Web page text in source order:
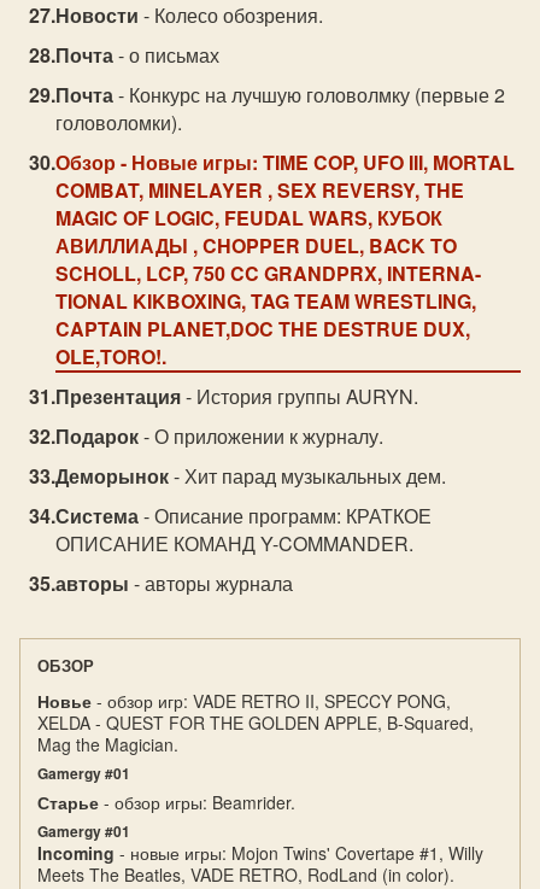
Новости - Колесо обозрения.
Почта- о письмах
Почта- Конкурс на лучшую головолмку (первые 2
головоломки).
Обзор - Новые игры: TIME COP, UFO III, MORTAL
COMBAT, MINELAYER , SEX REVERSY, THE
MAGIC OF LOGIC, FEUDAL WARS, КУБОК
АВИЛЛИАДЫ , CHOPPER DUEL, BACK TO
SCHOLL, LCP, 750 CC GRANDPRX, INTERNA-
TIONAL KIKBOXING, TAG TEAM WRESTLING,
CAPTAIN PLANET,DOC THE DESTRUE DUX,
OLE,TORO!.
Презентация- История группы AURYN.
Подарок- О приложении к журналу.
Деморынок- Хит парад музыкальных дем.
Система- Описание программ: КРАТКОЕ
ОПИСАНИЕ КОМАНД Y-COMMANDER.
авторы - авторы журнала
ОБЗОР
Новье - обзор игр: VADE RETRO II, SPECCY PONG,
XELDA - QUEST FOR THE GOLDEN APPLE, B-Squared,
Mag the Magician.
Gamergy #01
Старье - обзор игры: Beamrider.
Gamergy #01
Incoming - новые игры: Mojon Twins' Covertape #1, Willy
Meets The Beatles, VADE RETRO, RodLand (in color).